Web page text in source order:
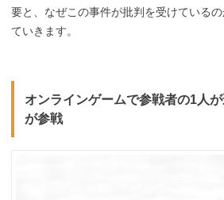
要と、なぜこの事件が批判を受けている
ていきます。
オンラインゲームで参戦者の1人が
が参戦